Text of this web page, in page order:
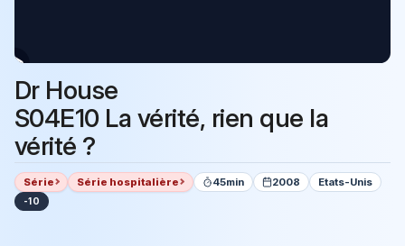
Dr House
S04E10 La vérité, rien que la
vérité ?
Série Série hospitalière 45min 2008 Etats-Unis
-10